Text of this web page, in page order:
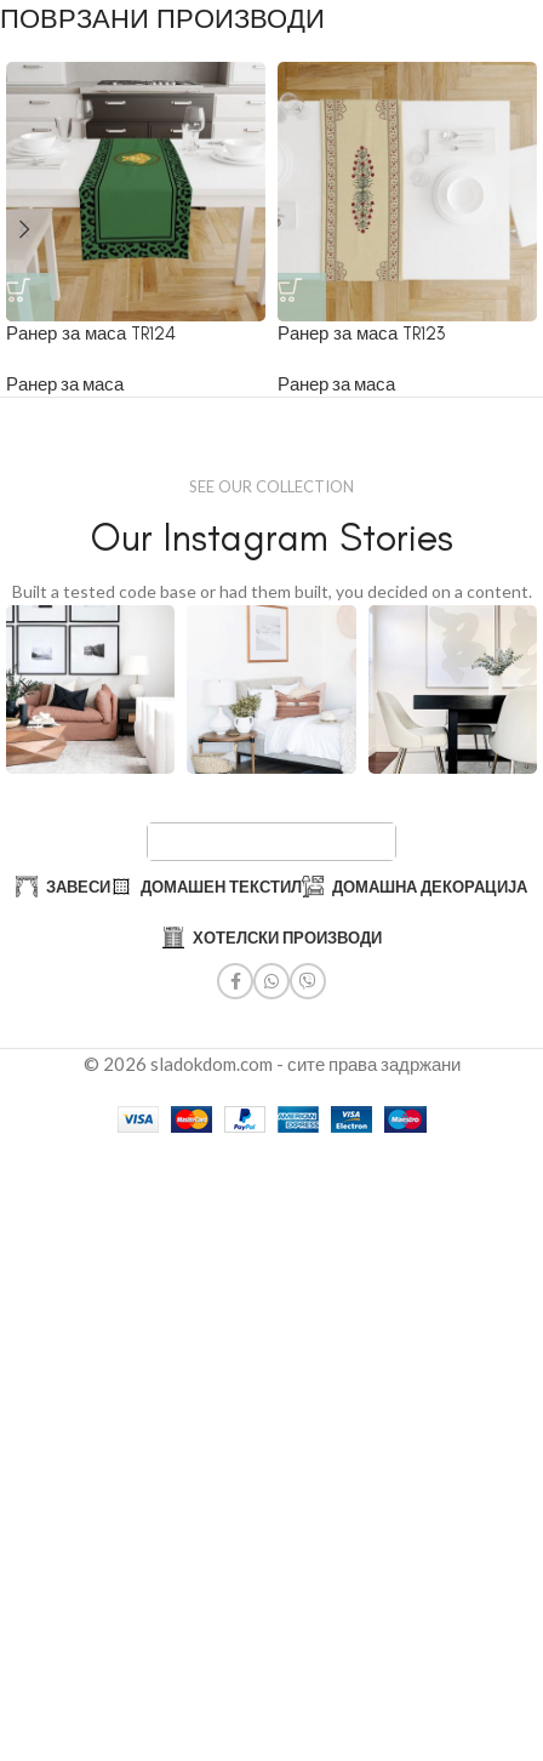
ПОВРЗАНИ ПРОИЗВОДИ
Ранер за маса TR124
Ранер за маса
Ранер за маса TR123
Ранер за маса
SEE OUR COLLECTION
Our Instagram Stories
Built a tested code base or had them built, you decided on a content.
ЗАВЕСИ ДОМАШЕН ТЕКСТИЛ ДОМАШНА ДЕКОРАЦИЈА
ХОТЕЛСКИ ПРОИЗВОДИ
© 2026 sladokdom.com - сите права задржани